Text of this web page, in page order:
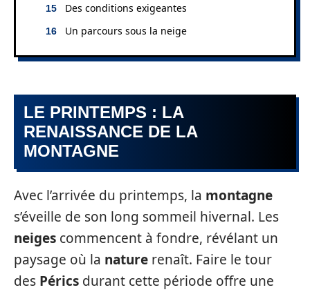
Des conditions exigeantes
Un parcours sous la neige
LE PRINTEMPS : LA
RENAISSANCE DE LA
MONTAGNE
Avec l’arrivée du printemps, la montagne
s’éveille de son long sommeil hivernal. Les
neiges commencent à fondre, révélant un
paysage où la nature renaît. Faire le tour
des Pérics durant cette période offre une